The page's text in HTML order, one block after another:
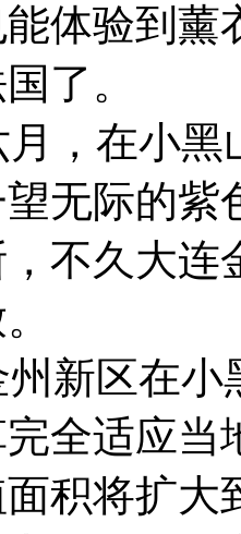
体验到薰
了。
，在小黑
无际的
不久大
新区在小
全适应
积将扩大